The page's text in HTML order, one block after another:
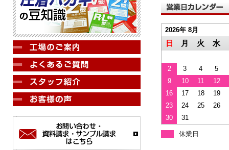
2026年 8月
日 月 火 水
2 3 4
5
9
10 11
12
16
17 18
19
23
24 25
26
30
31
休業日